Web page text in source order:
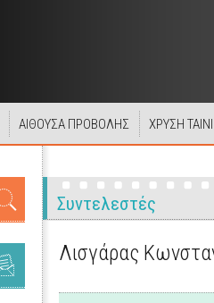
ΑΙΘΟΥΣΑ ΠΡΟΒΟΛΗΣ ΧΡΥΣΗ
Συντελεστές
Λισγάρας